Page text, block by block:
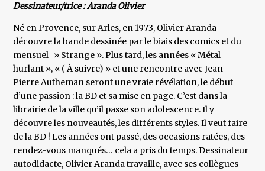
Dessinateur/trice : Aranda Olivier
Né en Provence, sur Arles, en 1973, Olivier Aranda
découvre la bande dessinée par le biais des comics et du
mensuel » Strange ». Plus tard, les années « Métal
hurlant », « ( À suivre) » et une rencontre avec Jean-
Pierre Autheman seront une vraie révélation, le début
d’une passion : la BD et sa mise en page. C’est dans la
librairie de la ville qu’il passe son adolescence. Il y
découvre les nouveautés, les différents styles. Il veut faire
de la BD ! Les années ont passé, des occasions ratées, des
rendez-vous manqués… cela a pris du temps. Dessinateur
autodidacte, Olivier Aranda travaille, avec ses collègues